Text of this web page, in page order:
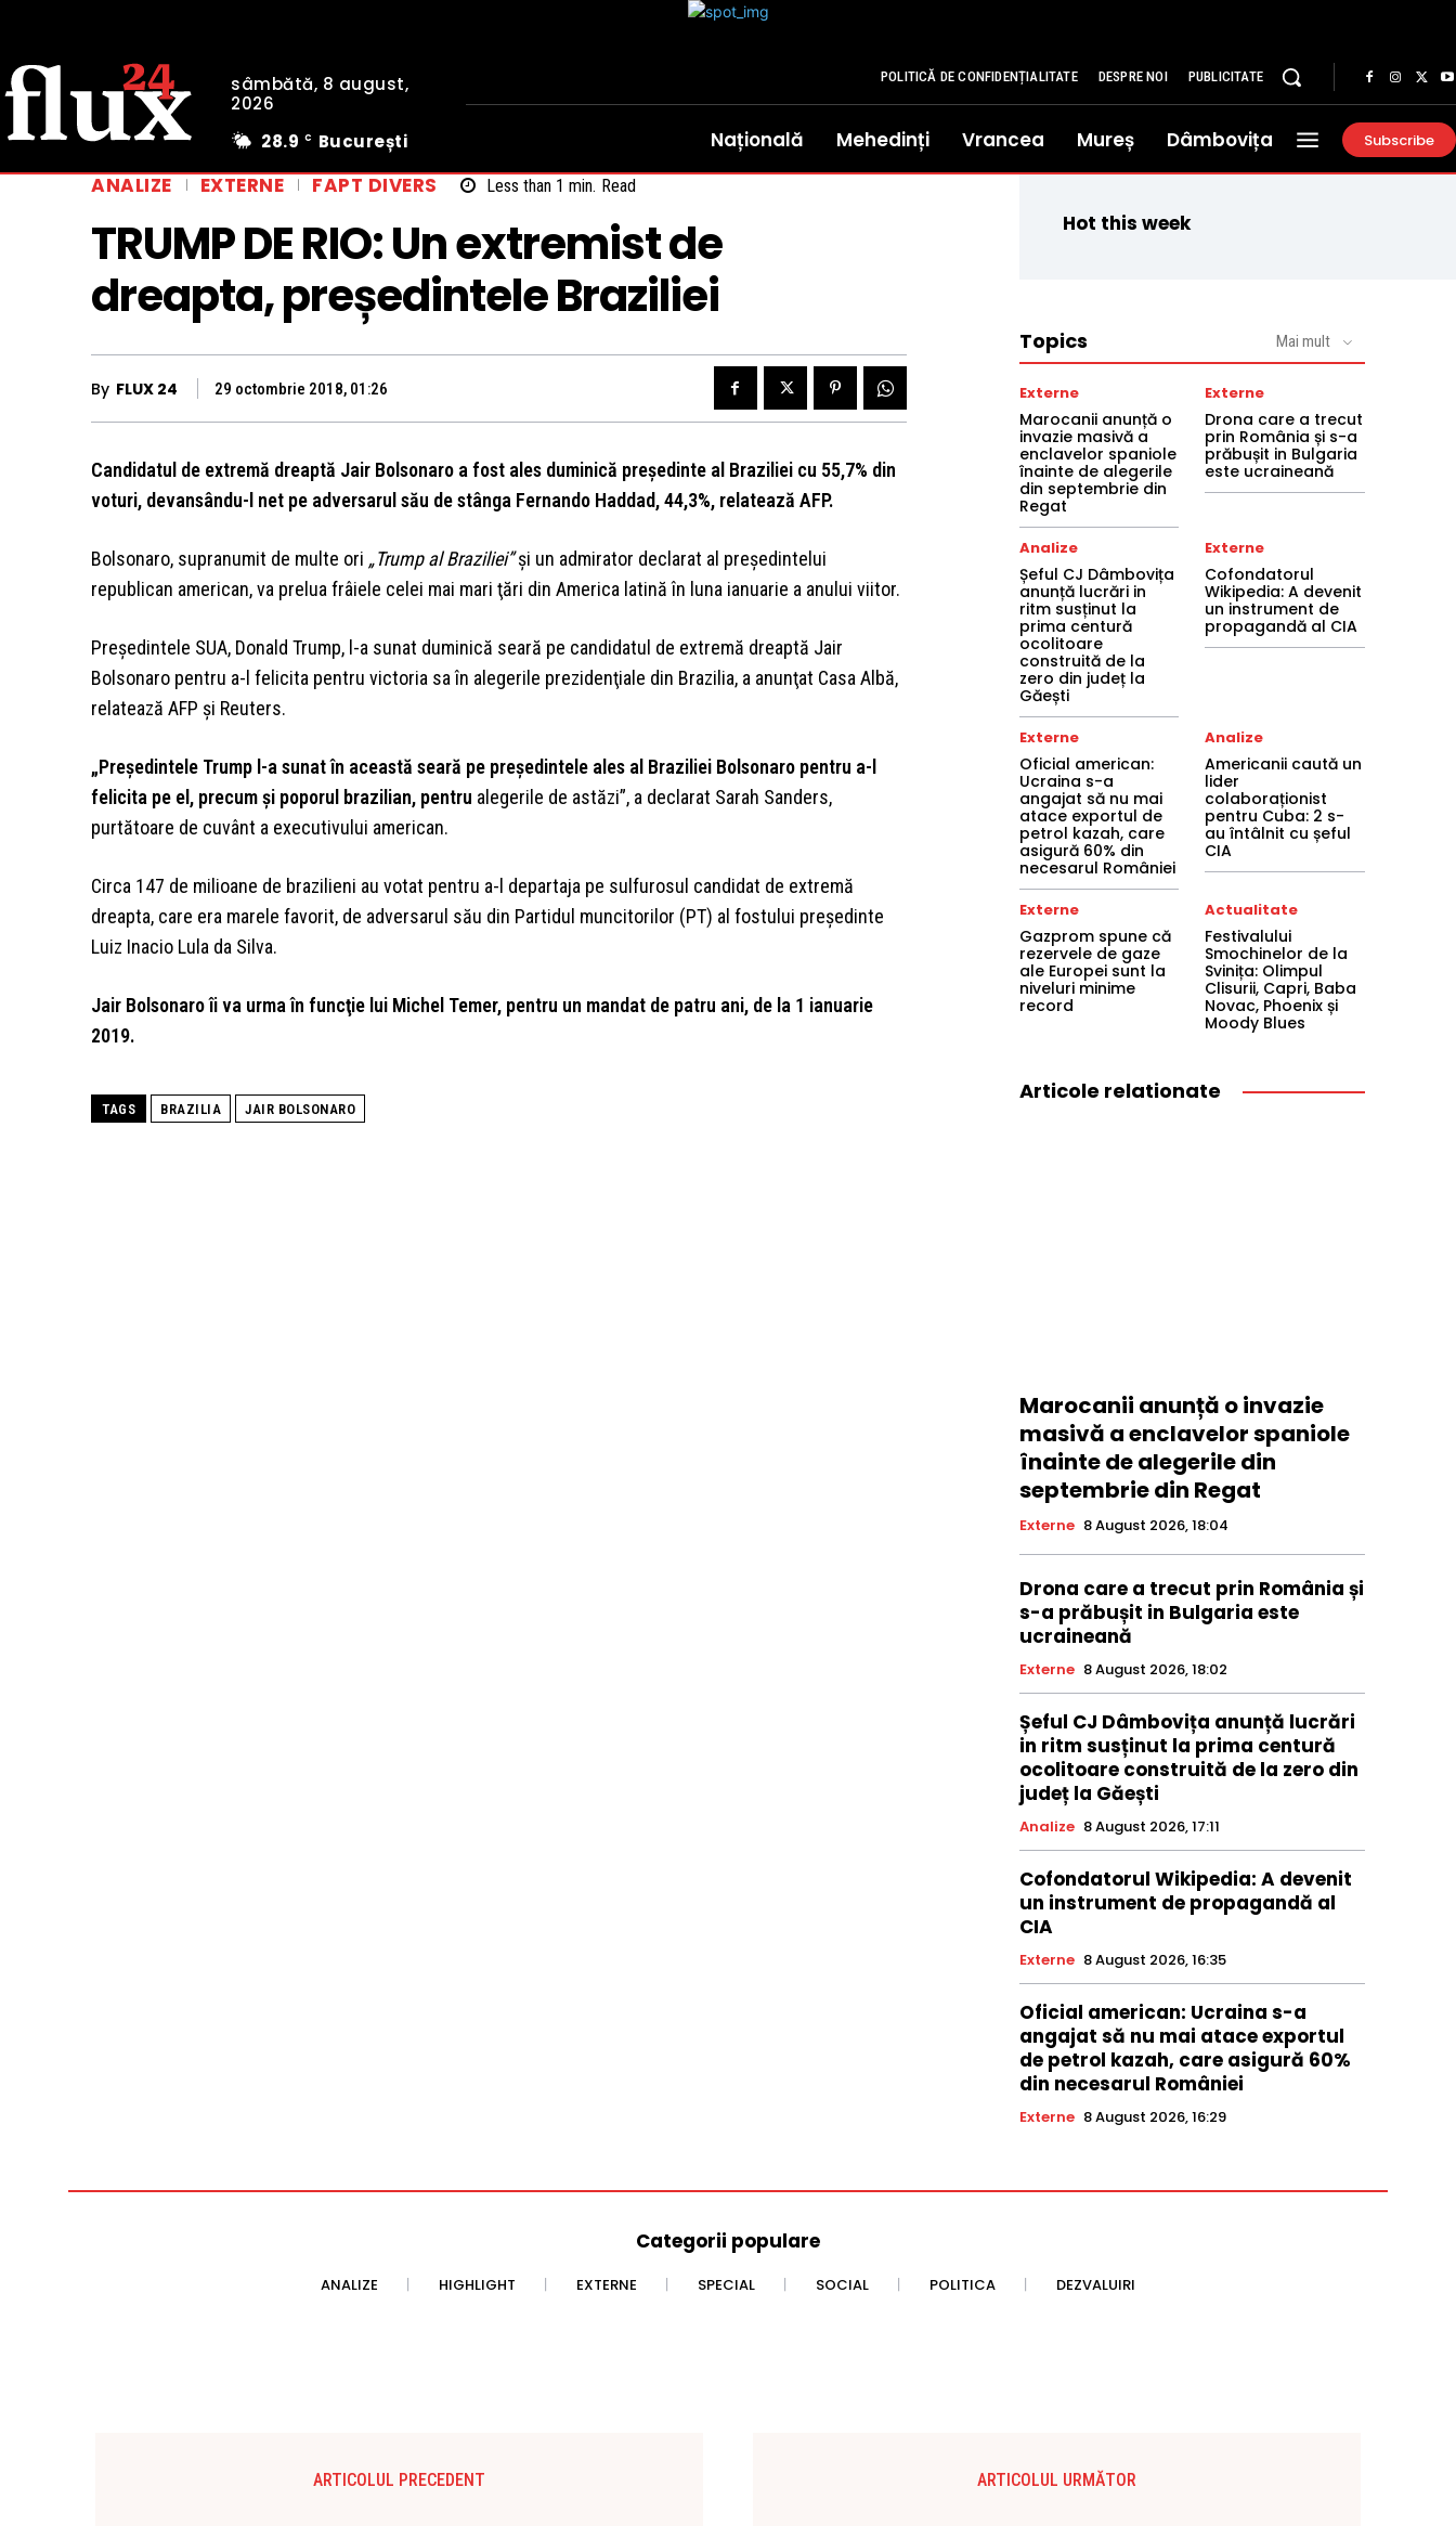
sâmbătă, 8 august,
2026
28.9 C București
POLITICĂ DE CONFIDENȚIALITATE DESPRE NOI PUBLICITATE
Națională Mehedinți Vrancea Mureș Dâmbovița Subscribe
ANALIZE EXTERNE FAPT DIVERS Less than 1 min. Read
TRUMP DE RIO: Un extremist de
dreapta, președintele Braziliei
By FLUX 24 29 octombrie 2018, 01:26
Candidatul de extremă dreaptă Jair Bolsonaro a fost ales duminică preşedinte al Braziliei cu 55,7% din
voturi, devansându-l net pe adversarul său de stânga Fernando Haddad, 44,3%, relatează AFP.
Bolsonaro, supranumit de multe ori „Trump al Braziliei”şi un admirator declarat al preşedintelui
republican american, va prelua frâiele celei mai mari ţări din America latină în luna ianuarie a anului viitor.
Preşedintele SUA, Donald Trump, l-a sunat duminică seară pe candidatul de extremă dreaptă Jair
Bolsonaro pentru a-l felicita pentru victoria sa în alegerile prezidenţiale din Brazilia, a anunţat Casa Albă,
relatează AFP şi Reuters.
„Preşedintele Trump l-a sunat în această seară pe preşedintele ales al Braziliei Bolsonaro pentru a-l
felicita pe el, precum şi poporul brazilian, pentru alegerile de astăzi”, a declarat Sarah Sanders,
purtătoare de cuvânt a executivului american.
Circa 147 de milioane de brazilieni au votat pentru a-l departaja pe sulfurosul candidat de extremă
dreapta, care era marele favorit, de adversarul său din Partidul muncitorilor (PT) al fostului preşedinte
Luiz Inacio Lula da Silva.
Jair Bolsonaro îi va urma în funcţie lui Michel Temer, pentru un mandat de patru ani, de la 1 ianuarie
2019.
TAGS BRAZILIA JAIR BOLSONARO
Hot this week
Topics Mai mult
Externe
Marocanii anunță o
invazie masivă a
enclavelor spaniole
înainte de alegerile
din septembrie din
Regat
Externe
Drona care a trecut
prin România și s-a
prăbușit in Bulgaria
este ucraineană
Analize
Șeful CJ Dâmbovița
anunță lucrări in
ritm susținut la
prima centură
ocolitoare
construită de la
zero din județ la
Găești
Externe
Cofondatorul
Wikipedia: A devenit
un instrument de
propagandă al CIA
Externe
Oficial american:
Ucraina s-a
angajat să nu mai
atace exportul de
petrol kazah, care
asigură 60% din
necesarul României
Analize
Americanii caută un
lider
colaboraționist
pentru Cuba: 2 s-
au întâlnit cu șeful
CIA
Externe
Gazprom spune că
rezervele de gaze
ale Europei sunt la
niveluri minime
record
Actualitate
Festivalului
Smochinelor de la
Svinița: Olimpul
Clisurii, Capri, Baba
Novac, Phoenix și
Moody Blues
Articole relationate
Marocanii anunță o invazie
masivă a enclavelor spaniole
înainte de alegerile din
septembrie din Regat
Externe 8 August 2026, 18:04
Drona care a trecut prin România și
s-a prăbușit in Bulgaria este
ucraineană
Externe 8 August 2026, 18:02
Șeful CJ Dâmbovița anunță lucrări
in ritm susținut la prima centură
ocolitoare construită de la zero din
județ la Găești
Analize 8 August 2026, 17:11
Cofondatorul Wikipedia: A devenit
un instrument de propagandă al
CIA
Externe 8 August 2026, 16:35
Oficial american: Ucraina s-a
angajat să nu mai atace exportul
de petrol kazah, care asigură 60%
din necesarul României
Externe 8 August 2026, 16:29
Categorii populare
ANALIZE HIGHLIGHT EXTERNE SPECIAL SOCIAL POLITICA DEZVALUIRI
ARTICOLUL PRECEDENT ARTICOLUL URMĂTOR